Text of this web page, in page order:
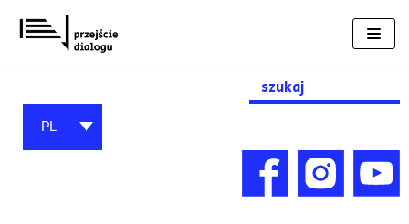
Przejdź
do
Search
for:
PL